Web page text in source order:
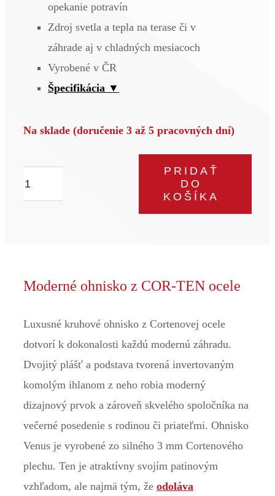
opekanie potravín
Zdroj svetla a tepla na terase či v
záhrade aj v chladných mesiacoch
Vyrobené v ČR
Špecifikácia ▼
Na sklade (doručenie 3 až 5 pracovných dní)
PRIDAŤ
DO
KOŠÍKA
Moderné ohnisko z COR-TEN ocele
Luxusné kruhové ohnisko z Cortenovej ocele
dotvorí k dokonalosti každú modernú záhradu.
Dvojitý plášť a podstava tvorená invertovaným
komolým ihlanom z neho robia moderný
dizajnový prvok a zároveň skvelého spoločníka na
večerné posedenie s rodinou či priateľmi. Ohnisko
Venus je vyrobené zo silného 3 mm Cortenového
plechu. Ten je atraktívny svojím patinovým
vzhľadom, ale najmä tým, že odoláva